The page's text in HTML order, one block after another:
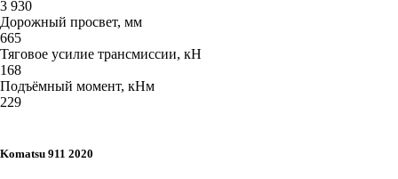
3 930
Дорожный просвет, мм
665
Тяговое усилие трансмиссии, кН
168
Подъёмный момент, кНм
229
Komatsu 911 2020